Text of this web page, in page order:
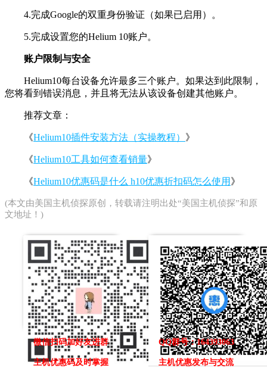
4.完成Google的双重身份验证（如果已启用）。
5.完成设置您的Helium 10账户。
账户限制与安全
Helium10每台设备允许最多三个账户。如果达到此限制，
您将看到错误消息，并且将无法从该设备创建其他账户。
推荐文章：
《Helium10插件安装方法（实操教程） 》
《Helium10工具如何查看销量》
《Helium10优惠码是什么 h10优惠折扣码怎么使用 》
(本文由美国主机侦探原创，转载请注明出处“美国主机侦探”和原
文地址！)
微信扫码加好友进群
主机优惠码及时掌握
QQ群号：164393063
主机优惠发布与交流